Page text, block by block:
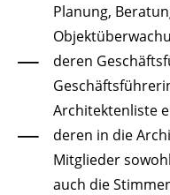
Planung,
deren
Architektenliste
deren in die
Mitglieder
auch die